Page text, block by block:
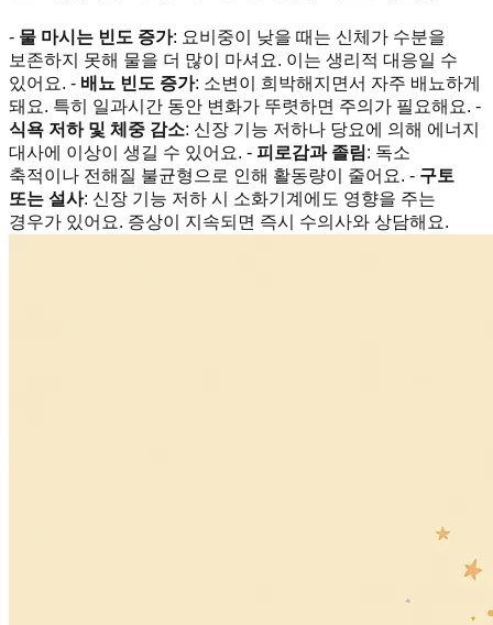
- 물 마시는 빈도 증가: 요비중이 낮을 때는 신체가 수분을
보존하지 못해 물을 더 많이 마셔요. 이는 생리적 대응일 수
있어요. - 배뇨 빈도 증가: 소변이 희박해지면서 자주 배뇨하게
돼요. 특히 일과시간 동안 변화가 뚜렷하면 주의가 필요해요. -
식욕 저하 및 체중 감소: 신장 기능 저하나 당요에 의해 에너지
대사에 이상이 생길 수 있어요. - 피로감과 졸림: 독소
축적이나 전해질 불균형으로 인해 활동량이 줄어요. - 구토
또는 설사: 신장 기능 저하 시 소화기계에도 영향을 주는
경우가 있어요. 증상이 지속되면 즉시 수의사와 상담해요.